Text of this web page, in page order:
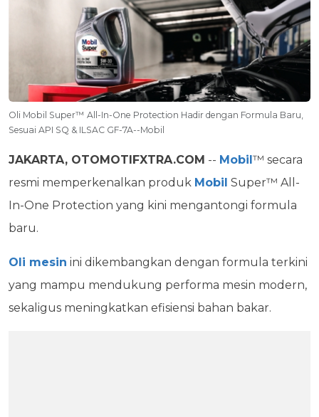
Oli Mobil Super™ All-In-One Protection Hadir dengan Formula Baru,
Sesuai API SQ & ILSAC GF-7A--Mobil
JAKARTA, OTOMOTIFXTRA.COM -- Mobil™ secara
resmi memperkenalkan produk Mobil Super™ All-
In-One Protection yang kini mengantongi formula
baru.
Oli mesin ini dikembangkan dengan formula terkini
yang mampu mendukung performa mesin modern,
sekaligus meningkatkan efisiensi bahan bakar.